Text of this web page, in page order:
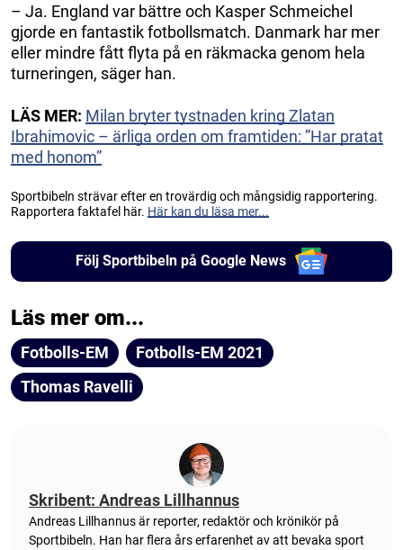
– Ja. England var bättre och Kasper Schmeichel
gjorde en fantastik fotbollsmatch. Danmark har mer
eller mindre fått flyta på en räkmacka genom hela
turneringen, säger han.
LÄS MER: Milan bryter tystnaden kring Zlatan
Ibrahimovic – ärliga orden om framtiden: ”Har pratat
med honom”
Sportbibeln strävar efter en trovärdig och mångsidig rapportering.
Rapportera faktafel här. Här kan du läsa mer...
Följ Sportbibeln på Google News
Läs mer om...
Fotbolls-EM
Fotbolls-EM 2021
Thomas Ravelli
Skribent: Andreas Lillhannus
Andreas Lillhannus är reporter, redaktör och krönikör på
Sportbibeln. Han har flera års erfarenhet av att bevaka sport